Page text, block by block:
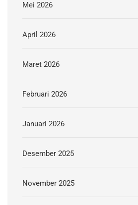
Mei 2026
April 2026
Maret 2026
Februari 2026
Januari 2026
Desember 2025
November 2025